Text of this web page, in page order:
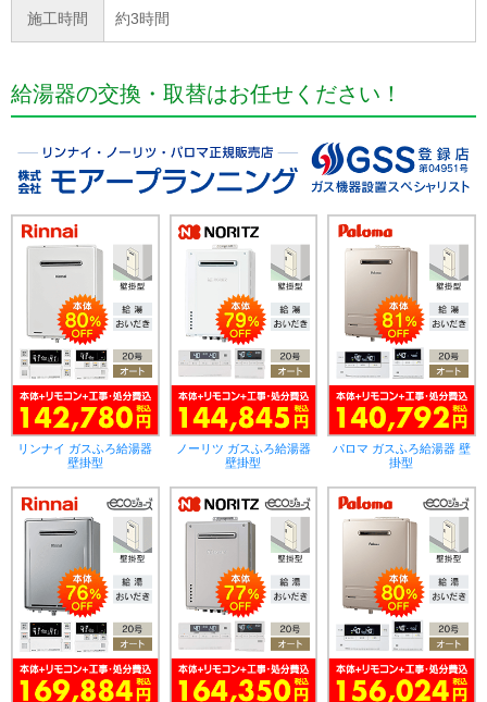
施工時間 約3時間
給湯器の交換・取替はお任せください！
リンナイ ガスふろ給湯器
壁掛型
ノーリツ ガスふろ給湯器
壁掛型
パロマ ガスふろ給湯器 壁
掛型